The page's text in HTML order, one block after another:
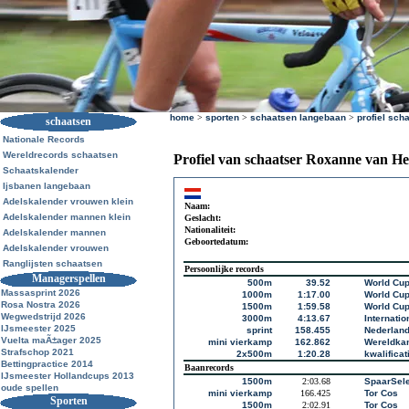
schaatsen
Nationale Records
Wereldrecords schaatsen
Schaatskalender
Ijsbanen langebaan
Adelskalender vrouwen klein
Adelskalender mannen klein
Adelskalender mannen
Adelskalender vrouwen
Ranglijsten schaatsen
Managerspellen
Massasprint 2026
Rosa Nostra 2026
Wegwedstrijd 2026
IJsmeester 2025
Vuelta maÃ±ager 2025
Strafschop 2021
Bettingpractice 2014
IJsmeester Hollandcups 2013
oude spellen
Sporten
home > sporten > schaatsen langebaan > profiel
Profiel van schaatser Roxanne van
Naam:
Geslacht:
Nationaliteit:
Geboortedatum:
Persoonlijke records
500m
39.52
World
1000m
1:17.00
World Cup
1500m
1:59.58
World
3000m
4:13.67
sprint
158.455
mini vierkamp
162.862
2x500m
1:20.28
Baanrecords
1500m
2:03.68
mini vierkamp
166.425
Tor Cos
1500m
2:02.91
Tor Cos